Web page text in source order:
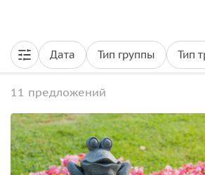
Дата Тип группы Тип
11 предложений